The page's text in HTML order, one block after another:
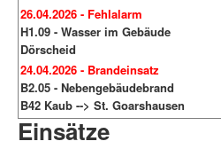
26.04.2026 - Fehlalarm
H1.09 - Wasser im Gebäude
Dörscheid
24.04.2026 - Brandeinsatz
B2.05 - Nebengebäudebrand
B42 Kaub --> St. Goarshausen
Einsätze